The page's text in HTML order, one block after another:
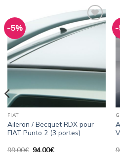
-5%
Ajouter
FIAT
Aileron / Becquet RDX pour
FIAT Punto 2 (3 portes)
99,00€ Le
94,00€Le
-